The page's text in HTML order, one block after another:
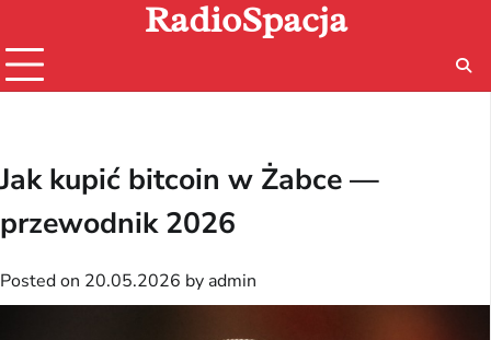
content
RadioSpacja
Jak kupić bitcoin w Żabce —
przewodnik 2026
Posted on 20.05.2026 by admin